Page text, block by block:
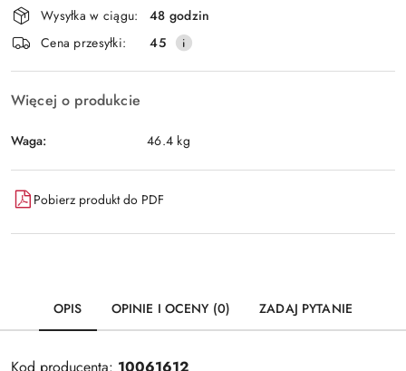
Wyślij
i
dostawa
Wysyłka w ciągu:
48 godzin
Cena przesyłki:
45
Więcej o produkcie
Waga: 46.4 kg
Pobierz produkt do PDF
OPIS OPINIE I OCENY (0) ZADAJ PYTANIE